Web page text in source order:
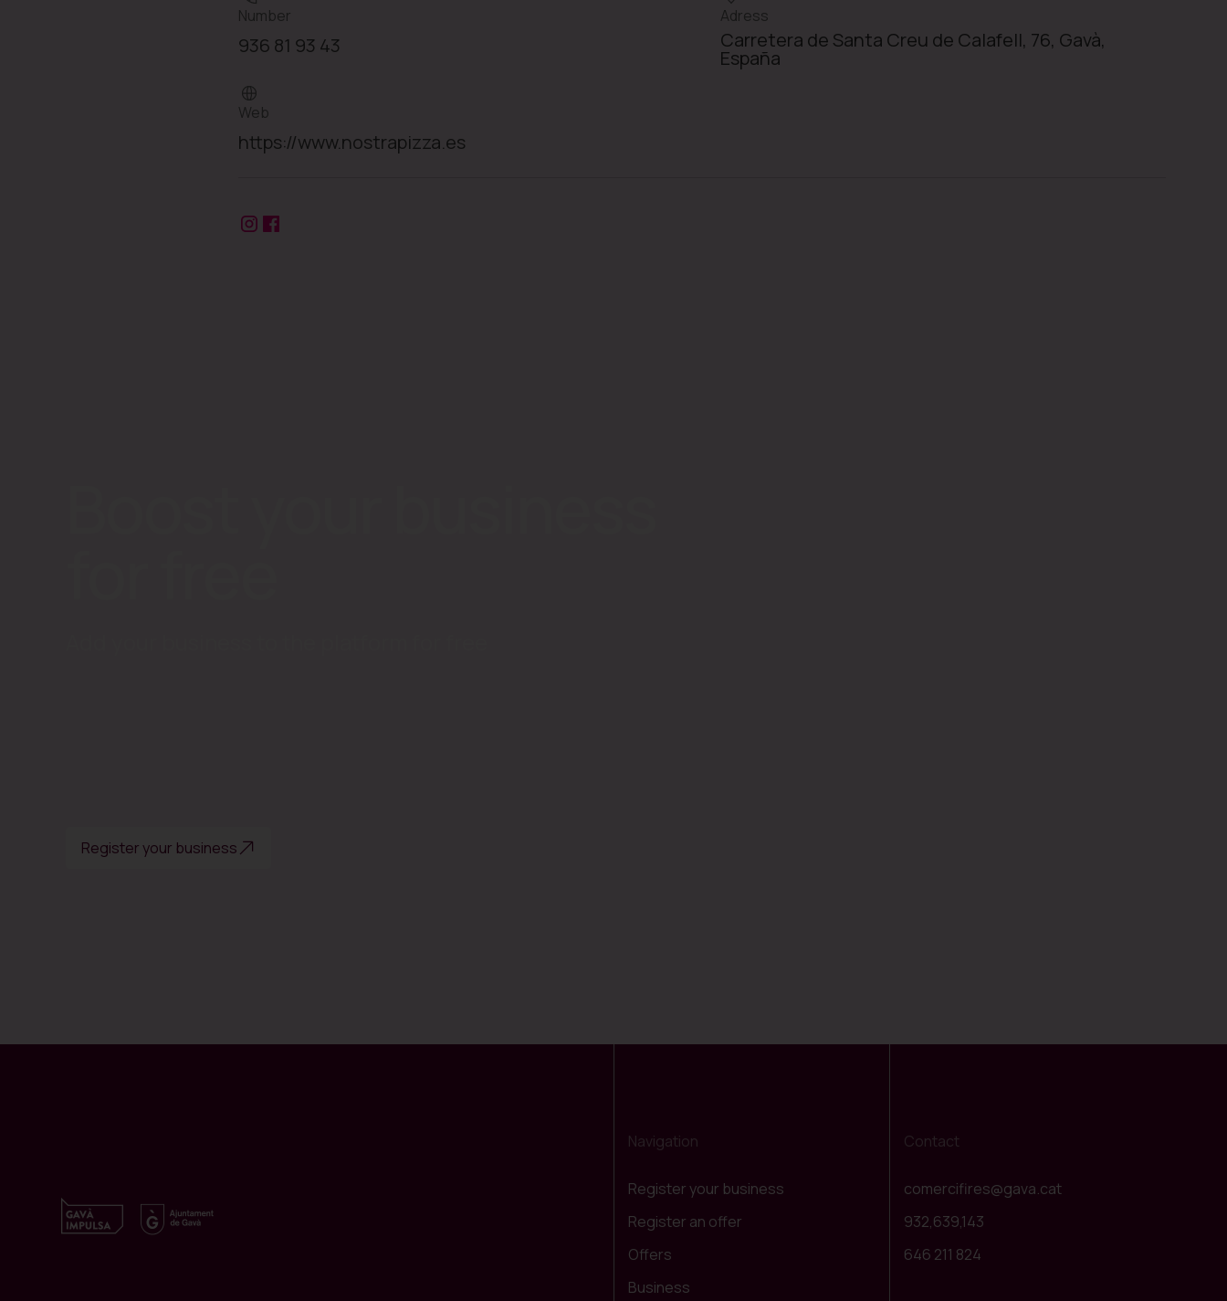
Number
936 81 93 43
Adress
Carretera de Santa Creu de Calafell, 76, Gavà,
España
Web
https://www.nostrapizza.es
Register your business
Navigation
Register your business
Register an offer
Offers
Business
Contact
comercifires@gava.cat
932,639,143
646 211 824